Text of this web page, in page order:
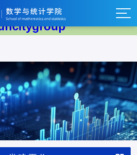
中国)有限公司-